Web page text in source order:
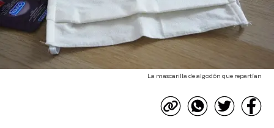
La mascarilla de algodón que repartían